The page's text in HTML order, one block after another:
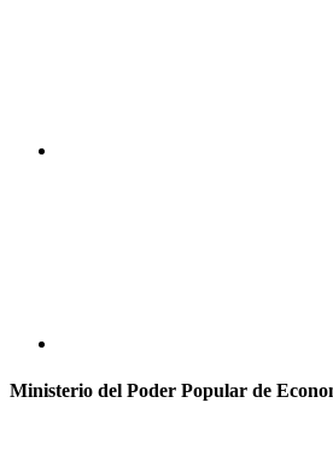
Ministerio del Poder Popular de